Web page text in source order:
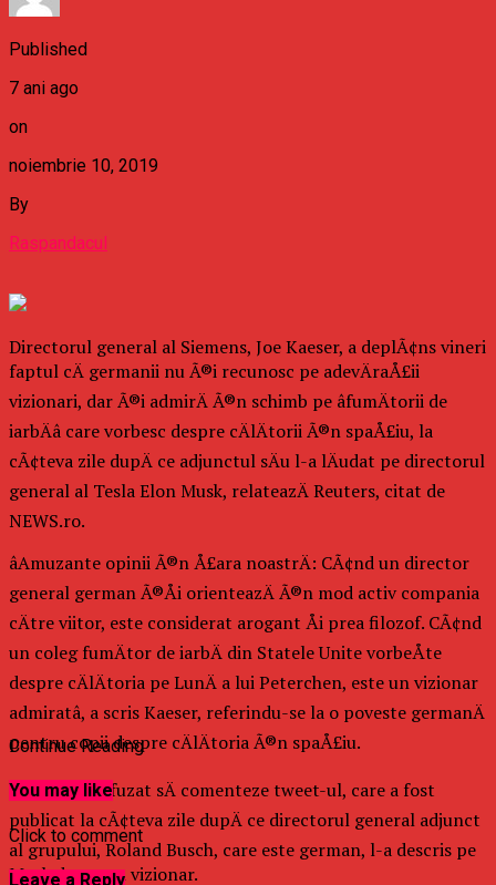
Published
7 ani ago
on
noiembrie 10, 2019
By
Raspandacul
Directorul general al Siemens, Joe Kaeser, a deplÃ¢ns vineri
faptul cÄ germanii nu Ã®i recunosc pe adevÄraÅ£ii
vizionari, dar Ã®i admirÄ Ã®n schimb pe âfumÄtorii de
iarbÄâ care vorbesc despre cÄlÄtorii Ã®n spaÅ£iu, la
cÃ¢teva zile dupÄ ce adjunctul sÄu l-a lÄudat pe directorul
general al Tesla Elon Musk, relateazÄ Reuters, citat de
NEWS.ro.
âAmuzante opinii Ã®n Å£ara noastrÄ: CÃ¢nd un director
general german Ã®Åi orienteazÄ Ã®n mod activ compania
cÄtre viitor, este considerat arogant Åi prea filozof. CÃ¢nd
un coleg fumÄtor de iarbÄ din Statele Unite vorbeÅte
despre cÄlÄtoria pe LunÄ a lui Peterchen, este un vizionar
admiratâ, a scris Kaeser, referindu-se la o poveste germanÄ
pentru copii despre cÄlÄtoria Ã®n spaÅ£iu.
Siemens a refuzat sÄ comenteze tweet-ul, care a fost
publicat la cÃ¢teva zile dupÄ ce directorul general adjunct
al grupului, Roland Busch, care este german, l-a descris pe
Musk drept un vizionar.
Continue Reading
You may like
Click to comment
Leave a Reply